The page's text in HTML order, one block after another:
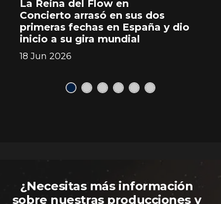
La Reina del Flow en
Concierto arrasó en sus dos
primeras fechas en España y dio
inicio a su gira mundial
18 Jun 2026
¿Necesitas más información
sobre nuestras producciones y